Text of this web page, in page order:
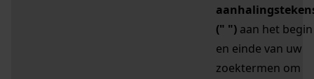
(" ") aan het begin
en einde van uw
zoektermen om